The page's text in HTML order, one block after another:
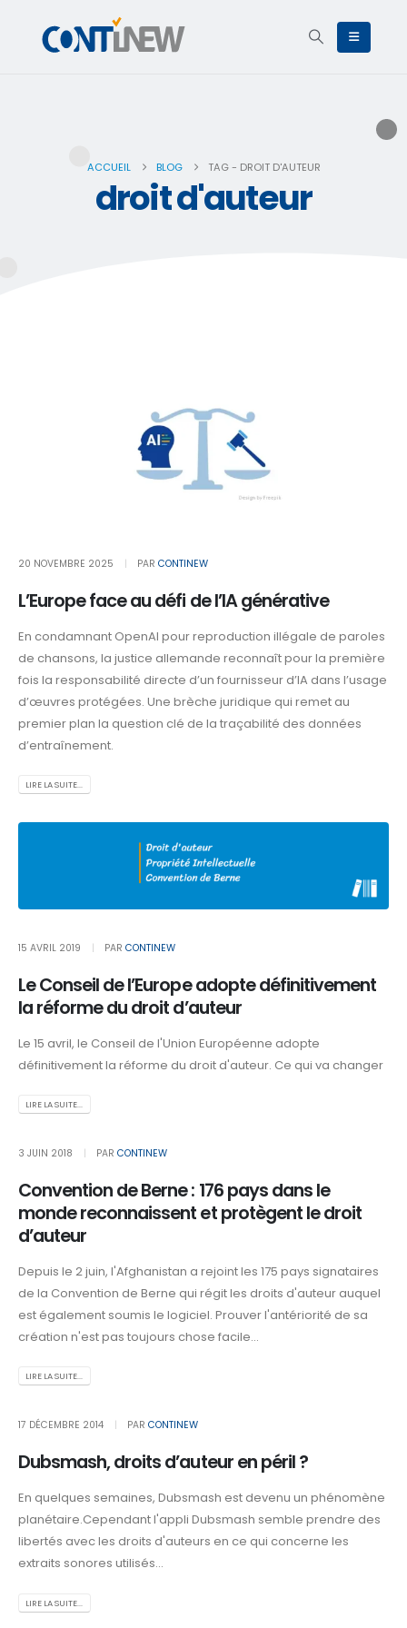
ACCUEIL BLOG TAG - DROIT D'AUTEUR
droit d'auteur
20 NOVEMBRE 2025 PAR CONTINEW
L’Europe face au défi de l’IA générative
En condamnant OpenAI pour reproduction illégale de paroles
de chansons, la justice allemande reconnaît pour la première
fois la responsabilité directe d’un fournisseur d’IA dans l’usage
d’œuvres protégées. Une brèche juridique qui remet au
premier plan la question clé de la traçabilité des données
d’entraînement.
LIRE LA SUITE...
15 AVRIL 2019 PAR CONTINEW
Le Conseil de l’Europe adopte définitivement
la réforme du droit d’auteur
Le 15 avril, le Conseil de l'Union Européenne adopte
définitivement la réforme du droit d'auteur. Ce qui va changer
LIRE LA SUITE...
3 JUIN 2018 PAR CONTINEW
Convention de Berne : 176 pays dans le
monde reconnaissent et protègent le droit
d’auteur
Depuis le 2 juin, l'Afghanistan a rejoint les 175 pays signataires
de la Convention de Berne qui régit les droits d'auteur auquel
est également soumis le logiciel. Prouver l'antériorité de sa
création n'est pas toujours chose facile...
LIRE LA SUITE...
17 DÉCEMBRE 2014 PAR CONTINEW
Dubsmash, droits d’auteur en péril ?
En quelques semaines, Dubsmash est devenu un phénomène
planétaire.Cependant l'appli Dubsmash semble prendre des
libertés avec les droits d'auteurs en ce qui concerne les
extraits sonores utilisés...
LIRE LA SUITE...